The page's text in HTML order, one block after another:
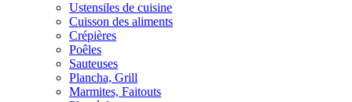
Ustensiles de cuisine
Cuisson des aliments
Crépières
Poêles
Sauteuses
Plancha, Grill
Marmites, Faitouts